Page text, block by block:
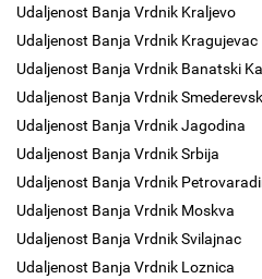
Udaljenost Banja Vrdnik Kraljevo
Udaljenost Banja Vrdnik Kragujevac
Udaljenost Banja Vrdnik Banatski
Udaljenost Banja Vrdnik
Udaljenost Banja Vrdnik Jagodina
Udaljenost Banja Vrdnik Srbija
Udaljenost Banja Vrdnik
Udaljenost Banja Vrdnik Moskva
Udaljenost Banja Vrdnik Svilajnac
Udaljenost Banja Vrdnik Loznica